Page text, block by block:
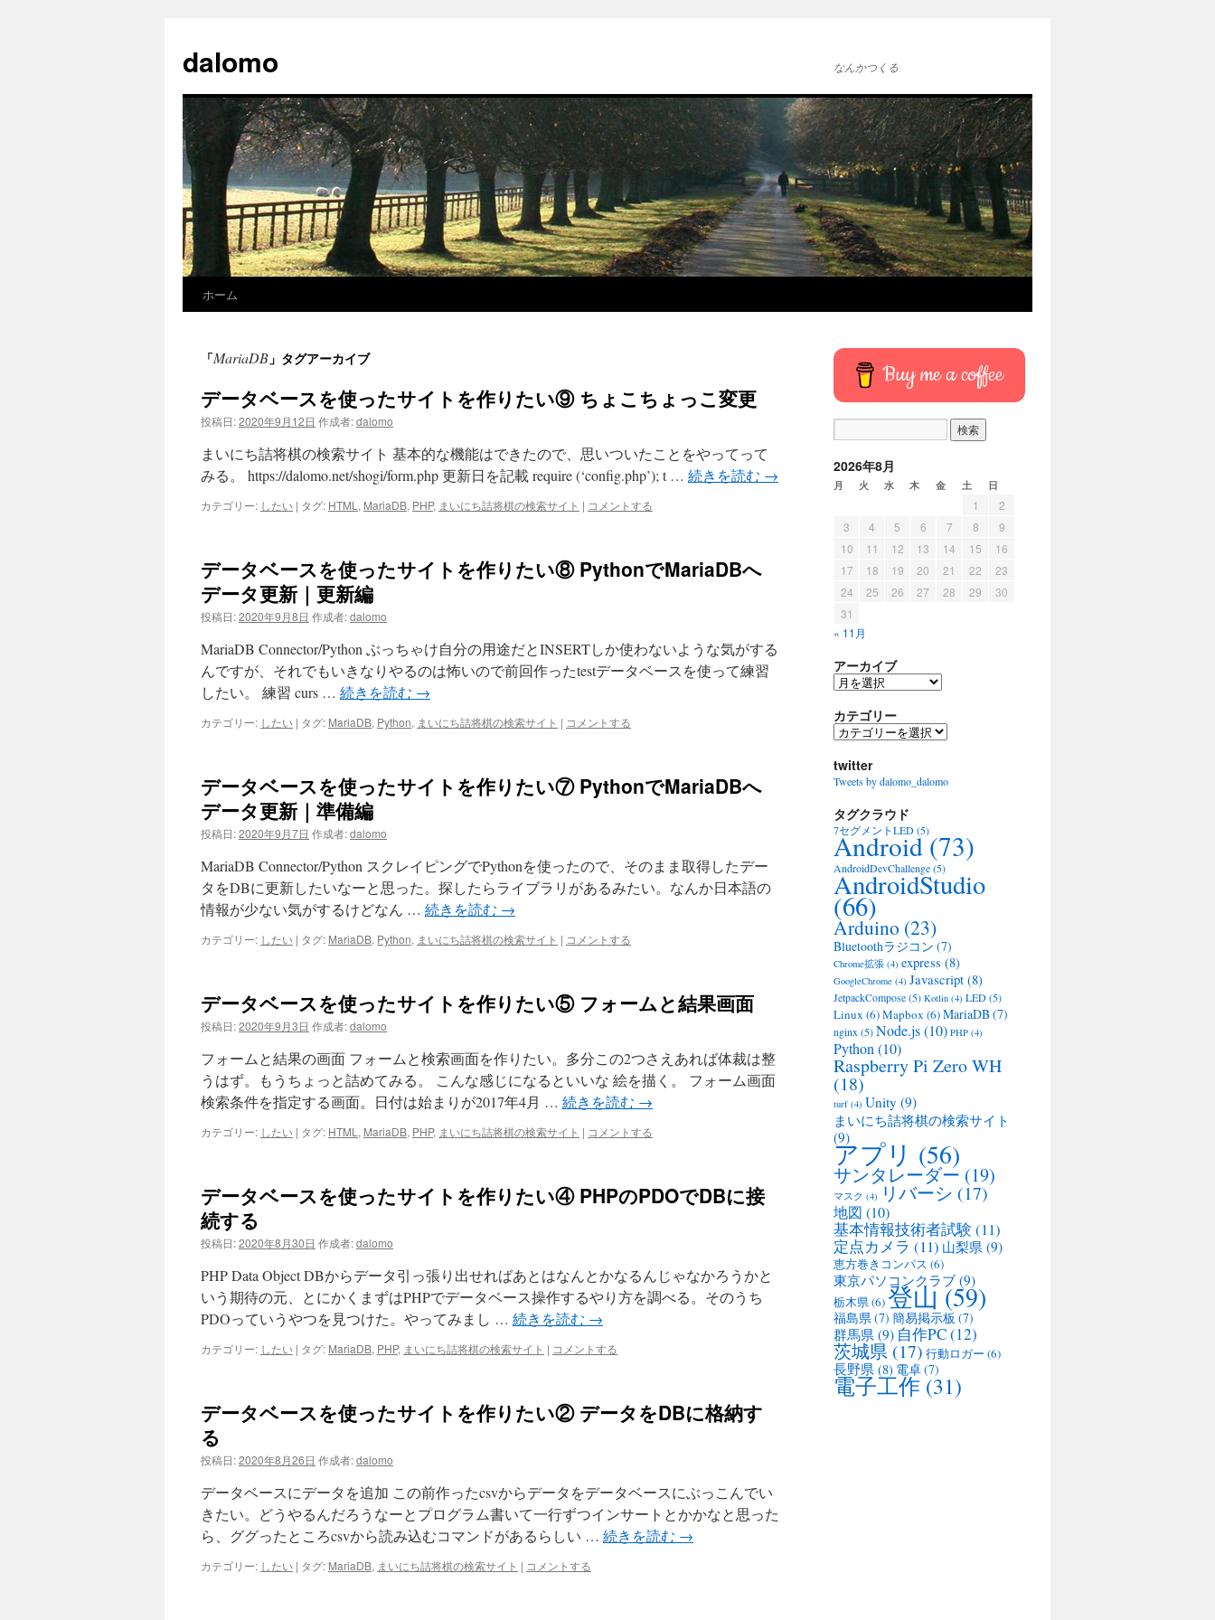
テ
ン
ス
キ
ッ
プ
dalomo なんかつくる
ホーム
「MariaDB 」タグアーカイブ
データベースを使ったサイトを作りたい⑨ ちょこちょっこ変更
投稿日:2020年9月12日 作成者:dalomo
まいにち詰将棋の検索サイト 基本的な機能はできたので、思いついたことをやってって
みる。 https://dalomo.net/shogi/form.php 更新日を記載 require (‘config.php’); t … 続きを読む →
カテゴリー: したい | タグ: HTML , MariaDB, PHP, まいにち詰将棋の検索サイト | コメントする
データベースを使ったサイトを作りたい⑧ PythonでMariaDBへ
データ更新｜更新編
投稿日:2020年9月8日 作成者:dalomo
MariaDB Connector/Python ぶっちゃけ自分の用途だとINSERTしか使わないような気がする
んですが、それでもいきなりやるのは怖いので前回作ったtestデータベースを使って練習
したい。 練習 curs … 続きを読む →
カテゴリー: したい | タグ: MariaDB, Python, まいにち詰将棋の検索サイト | コメントする
データベースを使ったサイトを作りたい⑦ PythonでMariaDBへ
データ更新｜準備編
投稿日:2020年9月7日 作成者:dalomo
MariaDB Connector/Python スクレイピングでPythonを使ったので、そのまま取得したデー
タをDBに更新したいなーと思った。探したらライブラリがあるみたい。なんか日本語の
情報が少ない気がするけどなん … 続きを読む →
カテゴリー: したい | タグ: MariaDB, Python, まいにち詰将棋の検索サイト | コメントする
データベースを使ったサイトを作りたい⑤ フォームと結果画面
投稿日:2020年9月3日 作成者:dalomo
フォームと結果の画面 フォームと検索画面を作りたい。多分この2つさえあれば体裁は整
うはず。もうちょっと詰めてみる。 こんな感じになるといいな 絵を描く。 フォーム画面
検索条件を指定する画面。日付は始まりが2017年4月 … 続きを読む →
カテゴリー: したい | タグ: HTML , MariaDB, PHP, まいにち詰将棋の検索サイト | コメントする
データベースを使ったサイトを作りたい④ PHPのPDOでDBに接
続する
投稿日:2020年8月30日 作成者:dalomo
PHP Data Object DBからデータ引っ張り出せればあとはなんとかなるんじゃなかろうかと
いう期待の元、とにかくまずはPHPでデータベース操作するやり方を調べる。そのうち
PDOっていうやつを見つけた。やってみまし … 続きを読む →
カテゴリー: したい | タグ: MariaDB, PHP, まいにち詰将棋の検索サイト | コメントする
データベースを使ったサイトを作りたい② データをDBに格納す
る
投稿日:2020年8月26日 作成者:dalomo
データベースにデータを追加 この前作ったcsvからデータをデータベースにぶっこんでい
きたい。どうやるんだろうなーとプログラム書いて一行ずつインサートとかかなと思った
ら、ググったところcsvから読み込むコマンドがあるらしい … 続きを読む →
カテゴリー: したい | タグ: MariaDB, まいにち詰将棋の検索サイト | コメントする
Buy me a coffee
2026年8月
月 火 水 木 金 土 日
1
2
3
4 5 6 7 8
9
10
11 12 13 14 15
16
17
18 19 20 21 22
23
24
25 26 27 28 29
30
31
« 11月
アーカイブ
ア
カ
イ
カテゴリー
カ
ゴ
リ
twitter
Tweets by dalomo_dalomo
タグクラウド
7セグメントLED(5)
Android(73)
AndroidDevChallenge(5)
AndroidStudio
(66)
Arduino (23)
Bluetoothラジコン (7)
Chrome拡張 (4) express (8)
GoogleChrome (4) Javascript (8)
JetpackCompose(5) Kotlin (4) LED(5)
Linux (6)Mapbox (6)MariaDB(7)
nginx (5)Node.js(10) PHP (4)
Python(10)
Raspberry Pi Zero WH
(18)
turf (4) Unity (9)
まいにち詰将棋の検索サイト
(9)
アプリ (56)
サンタレーダー (19)
マスク (4) リバーシ (17)
地図 (10)
基本情報技術者試験 (11)
定点カメラ (11) 山梨県 (9)
恵方巻きコンパス (6)
東京パソコンクラブ (9)
栃木県(6)登山 (59)
福島県(7) 簡易掲示板 (7)
群馬県 (9) 自作PC(12)
茨城県 (17) 行動ロガー (6)
長野県 (8) 電卓(7)
電子工作 (31)